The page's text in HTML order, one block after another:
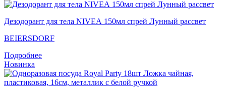
Дезодорант для тела NIVEA 150мл спрей Лунный рассвет
BEIERSDORF
Подробнее
Новинка